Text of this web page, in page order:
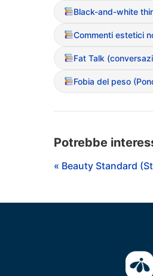
Fobia del peso
Potrebbe
« Beauty Standard